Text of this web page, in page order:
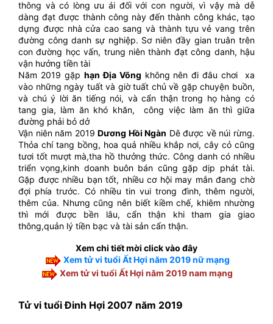
thông và có lòng ưu ái đối với con người, vì vậy mà dễ
dàng đạt được thành công này đến thành công khác, tạo
dựng được nhà cửa cao sang và thành tựu vẻ vang trên
đường công danh sự nghiệp. Sơ niên đầy gian truân trên
con đường học vấn, trung niên thành đạt công danh, hậu
vận hưởng tiền tài
Năm 2019 gặp hạn Địa Võng không nên đi đâu chơi xa
vào những ngày tuất và giờ tuất chủ về gặp chuyện buồn,
và chú ý lời ăn tiếng nói, và cẩn thận trong họ hàng có
tang gia, làm ăn khó khăn, công việc làm ăn thì giữa
đường phải bỏ dở
Vận niên năm 2019Dương Hồi Ngàn Dê được về núi rừng.
Thỏa chí tang bồng, hoa quả nhiều khắp nơi, cây cỏ cũng
tươi tốt mượt mà,tha hồ thưởng thức. Công danh có nhiều
triển vọng,kinh doanh buôn bán cũng gặp dịp phát tài.
Gặp được nhiều bạn tốt, nhiều cơ hội may mắn đang chờ
đợi phía trước. Có nhiều tin vui trong đình, thêm người,
thêm của. Nhưng cũng nên biết kiềm chế, khiêm nhường
thì mới được bền lâu, cẩn thận khi tham gia giao
thông,quản lý tiền bạc và tài sản cẩn thận.
Xem chi tiết mời click vào đây
Xem tử vi tuổi Ất Hợi năm 2019 nữ mạng
Xem tử vi tuổi Ất Hợi năm 2019 nam mạng
Tử vi tuổi Đinh Hợi 2007 năm 2019